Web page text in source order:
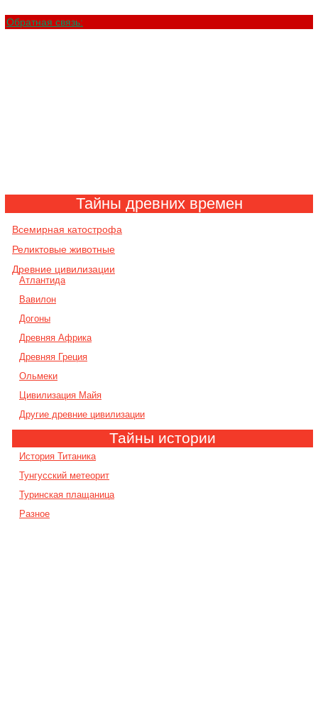
Обратная связь:
Тайны древних времен
Всемирная катострофа
Реликтовые животные
Древние цивилизации
Атлантида
Вавилон
Догоны
Древняя Африка
Древняя Греция
Ольмеки
Цивилизация Майя
Другие древние цивилизации
Тайны истории
История Титаника
Тунгусский метеорит
Туринская плащаница
Разное